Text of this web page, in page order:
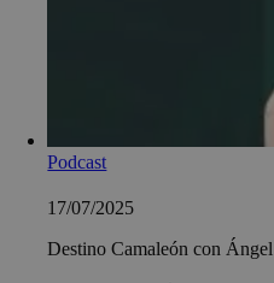
Podcast
17/07/2025
Destino Camaleón con